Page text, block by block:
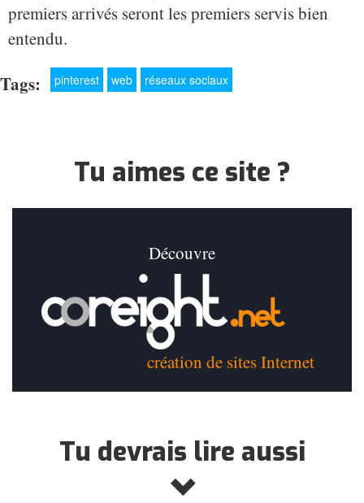
premiers arrivés seront les premiers servis bien
entendu.
Tags: pinterest web réseaux sociaux
Tu aimes ce site ?
Découvre
création de sites Internet
Tu devrais lire aussi